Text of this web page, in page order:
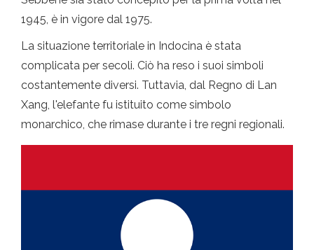
1945, è in vigore dal 1975.
La situazione territoriale in Indocina è stata
complicata per secoli. Ciò ha reso i suoi simboli
costantemente diversi. Tuttavia, dal Regno di Lan
Xang, l'elefante fu istituito come simbolo
monarchico, che rimase durante i tre regni regionali.